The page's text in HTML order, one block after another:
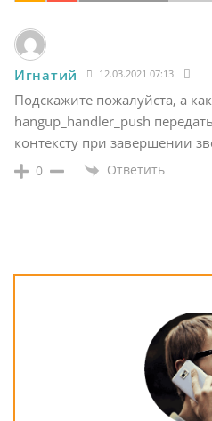
Игнатий 12.03.2021 07:13
Подскажите пожалуйста, а
hangup_handler_push
контексту при завершении
0 Ответить